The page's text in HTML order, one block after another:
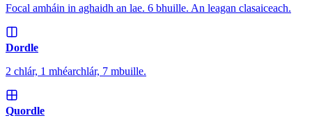
Focal amháin in aghaidh an lae. 6 bhuille. An leagan clasaiceach.
Dordle
2 chlár, 1 mhéarchlár, 7 mbuille.
Quordle